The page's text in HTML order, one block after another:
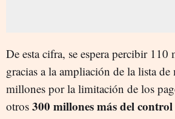
De esta cifra, se espera percibir 110
gracias a la ampliación de la lista
millones por la limitación de los
otros 300 millones más del control